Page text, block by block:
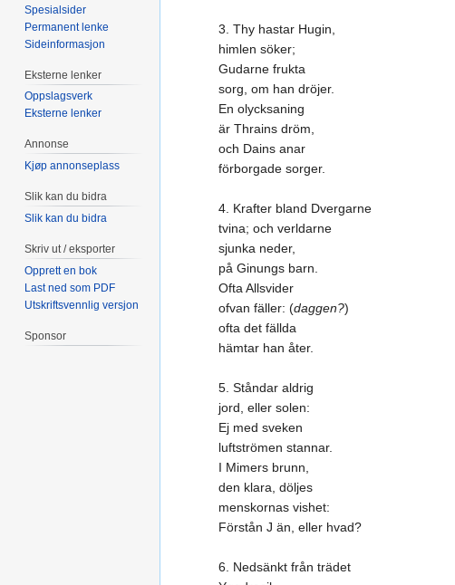
3. Thy hastar Hugin,
himlen söker;
Gudarne frukta
sorg, om han dröjer.
En olycksaning
är Thrains dröm,
och Dains anar
förborgade sorger.
4. Krafter bland Dvergarne
tvina; och verldarne
sjunka neder,
på Ginungs barn.
Ofta Allsvider
ofvan fäller: (daggen?)
ofta det fällda
hämtar han åter.
5. Ståndar aldrig
jord, eller solen:
Ej med sveken
luftströmen stannar.
I Mimers brunn,
den klara, döljes
menskornas vishet:
Förstån J än, eller hvad?
6. Nedsänkt från trädet
Spesialsider
Permanent lenke
Sideinformasjon
Eksterne lenker
Oppslagsverk
Eksterne lenker
Annonse
Kjøp annonseplass
Slik kan du bidra
Slik kan du bidra
Skriv ut / eksporter
Opprett en bok
Last ned som PDF
Utskriftsvennlig versjon
Sponsor